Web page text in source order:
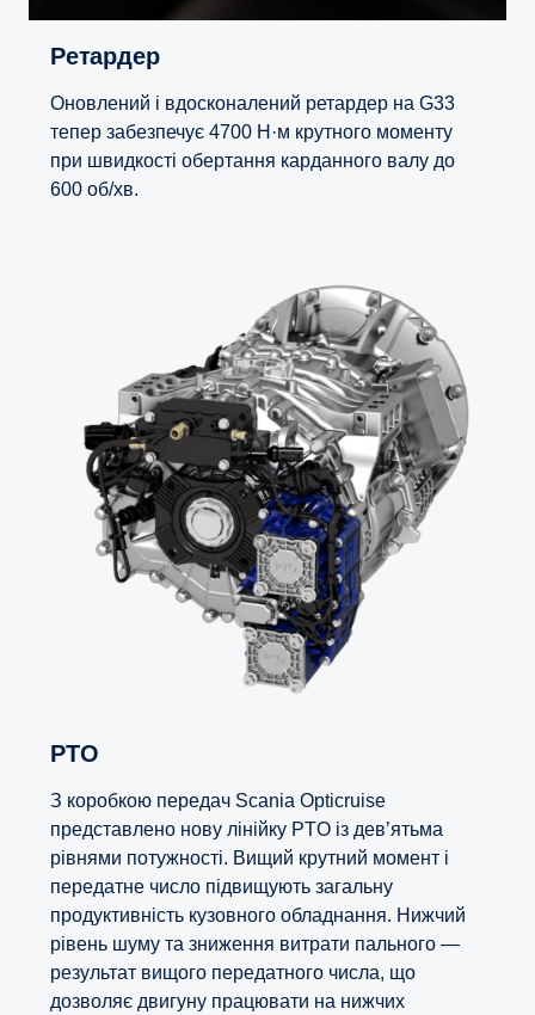
Ретардер
Оновлений і вдосконалений ретардер на G33
тепер забезпечує 4700 Н·м крутного моменту
при швидкості обертання карданного валу до
600 об/хв.
PTO
З коробкою передач Scania Opticruise
представлено нову лінійку PTO із дев’ятьма
рівнями потужності. Вищий крутний момент і
передатне число підвищують загальну
продуктивність кузовного обладнання. Нижчий
рівень шуму та зниження витрати пального —
результат вищого передатного числа, що
дозволяє двигуну працювати на нижчих